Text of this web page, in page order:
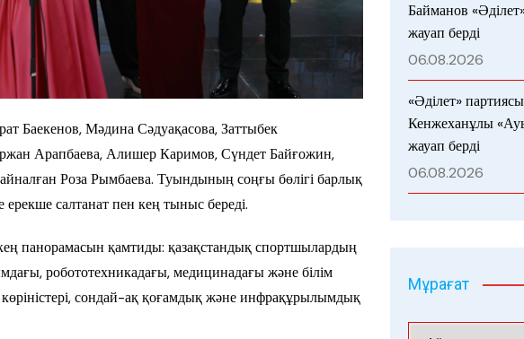
Баекенов, Мәдина Сәдуақасова, Заттыбек
Арапбаева, Алишер Каримов, Сүндет Байғожин,
Роза Рымбаева. Туындының соңғы бөлігі барлық
ерекше салтанат пен кең тыныс береді.
кең панорамасын қамтиды: қазақстандық спортшылардың
робототехникадағы, медицинадағы және білім
сондай-ақ қоғамдық және инфрақұрылымдық
Байманов
жауап берді
06.08.2026
«Әділет»
Кенжеханұлы
жауап берді
06.08.2026
Мұрағат